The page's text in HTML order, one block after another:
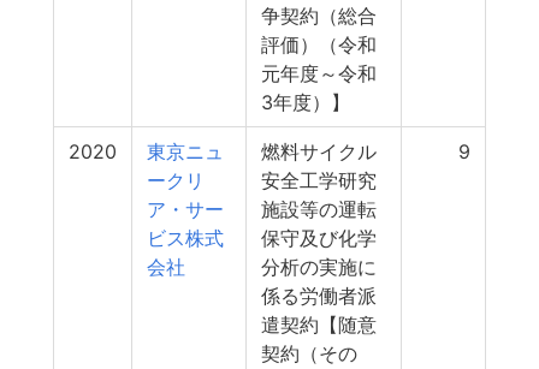
争契約（総合
評価）（令和
元年度～令和
3年度）】
2020
東京ニュ
ークリ
ア・サー
ビス株式
会社
燃料サイクル
安全工学研究
施設等の運転
保守及び化学
分析の実施に
係る労働者派
遣契約【随意
契約（その
9